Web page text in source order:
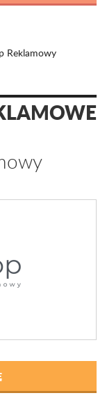
Reklamowy